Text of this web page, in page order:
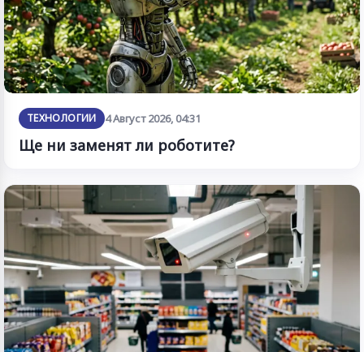
ТЕХНОЛОГИИ 4 Август 2026, 04:31
Ще ни заменят ли роботите?